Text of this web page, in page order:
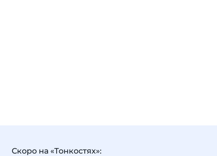
Скоро на «Тонкостях»: